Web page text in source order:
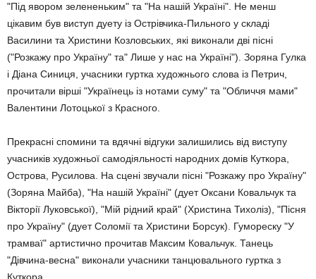
"Під явором зелененьким" та "На нашій Україні". Не менш
цікавим був виступ дуету із Острівчика-Пильного у складі
Василини та Христини Козловських, які виконали дві пісні
("Розкажу про Україну" та" Лише у нас на Україні"). Зоряна Гулка
і Діана Синиця, учасники гуртка художнього слова із Петрич,
прочитали вірші "Українець із нотами суму" та "Обличчя мами"
Валентини Лотоцької з Красного.
Прекрасні спомини та вдячні відгуки залишились від виступу
учасників художньої самодіяльності народних домів Куткора,
Острова, Русилова. На сцені звучали пісні "Розкажу про Україну"
(Зоряна Майба), "На нашій Україні" (дует Оксани Ковальчук та
Вікторії Луковської), "Мій рідний край" (Христина Тихоліз), "Пісня
про Україну" (дует Соломії та Христини Борсук). Гумореску "У
трамваї" артистично прочитав Максим Ковальчук. Танець
"Дівчина-весна" виконали учасники танцювального гуртка з